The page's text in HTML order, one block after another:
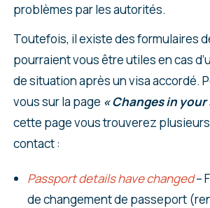
problèmes par les autorités.
Toutefois, il existe des formulaires
pourraient vous être utiles en cas
de situation après un visa accordé.
vous sur la page « Changes in
cette page vous trouverez
contact :
Passport details have changed–
de changement de passeport